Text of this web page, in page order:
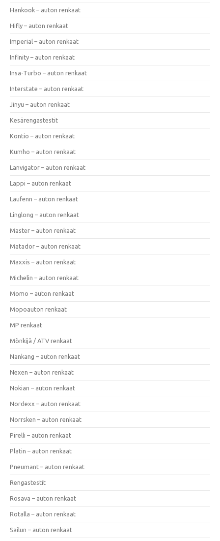
Hankook – auton renkaat
Hifly – auton renkaat
Imperial – auton renkaat
Infinity – auton renkaat
Insa-Turbo – auton renkaat
Interstate – auton renkaat
Jinyu – auton renkaat
Kesärengastestit
Kontio – auton renkaat
Kumho – auton renkaat
Lanvigator – auton renkaat
Lappi – auton renkaat
Laufenn – auton renkaat
Linglong – auton renkaat
Master – auton renkaat
Matador – auton renkaat
Maxxis – auton renkaat
Michelin – auton renkaat
Momo – auton renkaat
Mopoauton renkaat
MP renkaat
Mönkijä / ATV renkaat
Nankang – auton renkaat
Nexen – auton renkaat
Nokian – auton renkaat
Nordexx – auton renkaat
Norrsken – auton renkaat
Pirelli – auton renkaat
Platin – auton renkaat
Pneumant – auton renkaat
Rengastestit
Rosava – auton renkaat
Rotalla – auton renkaat
Sailun – auton renkaat